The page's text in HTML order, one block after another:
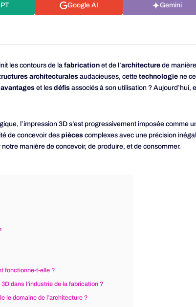
Google AI Gemini
les contours de lafabrication et de l’architecture de
architecturales audacieuses, cettetechnologie ne
avantages et lesdéfis associés à son utilisation ? Aujourd’hui,
l’impression 3D s’est progressivement imposée comme
de concevoir despièces complexes avec une précision
manière de concevoir, de produire, et de consommer.
fonctionne-t-elle ?
dans l’industrie de la fabrication ?
le domaine de l’architecture ?